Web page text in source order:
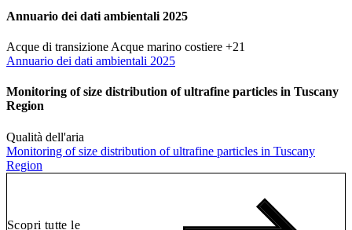
Annuario dei dati ambientali 2025
Acque di transizione Acque marino costiere +21
Annuario dei dati ambientali 2025
Monitoring of size distribution of ultrafine particles in Tuscany
Region
Qualità dell'aria
Monitoring of size distribution of ultrafine particles in Tuscany
Region
Scopri tutte le